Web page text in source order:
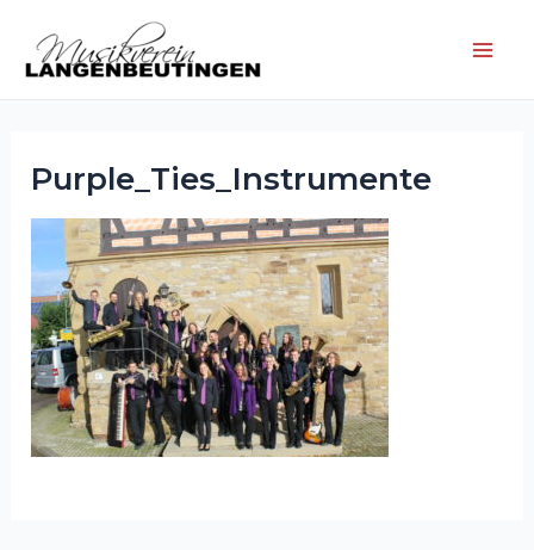
Inhalt
springen
Purple_Ties_Instrumente